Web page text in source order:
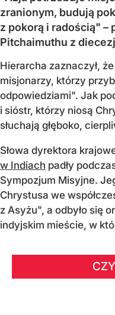
zranionym, budują
z pokorą i radością" –
Pitchaimuthu z
Hierarcha zaznaczył,
misjonarzy, którzy
odpowiedziami". Jak
i sióstr, którzy niosą
słuchają głęboko,
Słowa dyrektora
w Indiach padły
Sympozjum Misyjne.
Chrystusa we
z Asyżu", a odbyło się
indyjskim mieście, w